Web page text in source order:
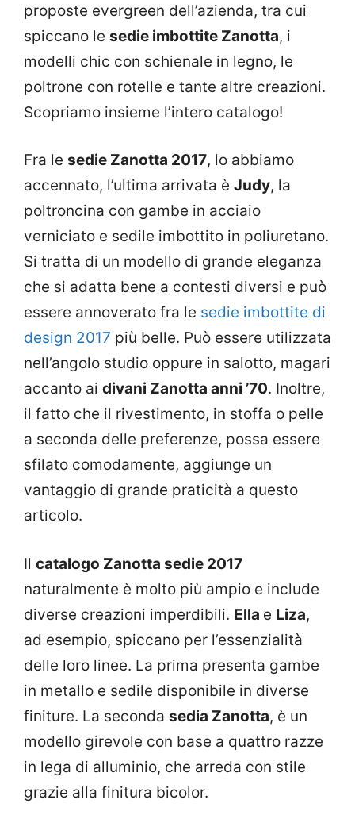
proposte evergreen dell’azienda, tra cui
spiccano le sedie imbottite Zanotta, i
modelli chic con schienale in legno, le
poltrone con rotelle e tante altre creazioni.
Scopriamo insieme l’intero catalogo!
Fra le sedie Zanotta 2017, lo abbiamo
accennato, l’ultima arrivata è Judy, la
poltroncina con gambe in acciaio
verniciato e sedile imbottito in poliuretano.
Si tratta di un modello di grande eleganza
che si adatta bene a contesti diversi e può
essere annoverato fra le sedie imbottite di
design 2017 più belle. Può essere utilizzata
nell’angolo studio oppure in salotto, magari
accanto ai divani Zanotta anni ’70. Inoltre,
il fatto che il rivestimento, in stoffa o pelle
a seconda delle preferenze, possa essere
sfilato comodamente, aggiunge un
vantaggio di grande praticità a questo
articolo.
Il catalogo Zanotta sedie 2017
naturalmente è molto più ampio e include
diverse creazioni imperdibili. Ella e Liza,
ad esempio, spiccano per l’essenzialità
delle loro linee. La prima presenta gambe
in metallo e sedile disponibile in diverse
finiture. La seconda sedia Zanotta, è un
modello girevole con base a quattro razze
in lega di alluminio, che arreda con stile
grazie alla finitura bicolor.